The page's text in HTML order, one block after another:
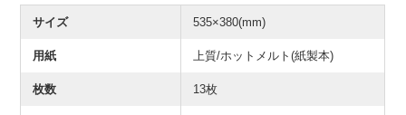
サイズ 535×380(mm)
用紙 上質/ホットメルト(紙製本)
枚数 13枚